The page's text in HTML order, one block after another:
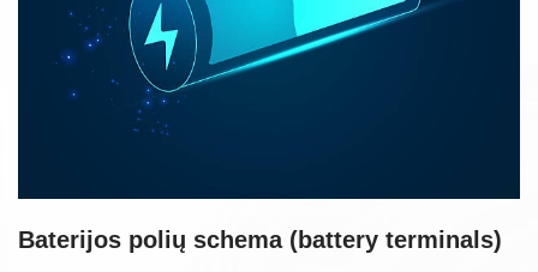
Baterijos polių schema (battery terminals)